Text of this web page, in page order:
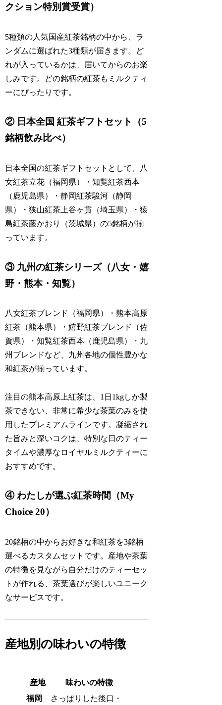
クション特別賞受賞）
5種類の人気国産紅茶銘柄の中から、ラ
ンダムに選ばれた3種類が届きます。ど
れが入っているかは、届いてからのお楽
しみです。どの銘柄の紅茶もミルクティ
ーにぴったりです。
② 日本全国 紅茶ギフトセット（5
銘柄飲み比べ）
日本全国の紅茶ギフトセットとして、八
女紅茶立花（福岡県）・知覧紅茶西本
（鹿児島県）・静岡紅茶駿河（静岡
県）・狭山紅茶上谷ヶ貫（埼玉県）・猿
島紅茶藤かおり（茨城県）の5銘柄が揃
っています。
③ 九州の紅茶シリーズ（八女・嬉
野・熊本・知覧）
八女紅茶ブレンド（福岡県）・熊本高原
紅茶（熊本県）・嬉野紅茶ブレンド（佐
賀県）・知覧紅茶西本（鹿児島県）・九
州ブレンドなど、九州各地の個性豊かな
和紅茶が揃っています。
注目の熊本高原上紅茶は、1日1kgしか製
茶できない、非常に希少な茶葉のみを使
用したプレミアムラインです。凝縮され
た旨みと深いコクは、特別な日のティー
タイムや濃厚なロイヤルミルクティーに
おすすめです。
④ わたしが選ぶ紅茶時間（My
Choice 20）
20銘柄の中からお好きな和紅茶を3銘柄
選べるカスタムセットです。産地や茶葉
の特徴を見ながら自分だけのティーセッ
トが作れる、茶葉選びが楽しいユニーク
なサービスです。
産地別の味わいの特徴
産地
味わいの特徴
福岡
さっぱりした後口・